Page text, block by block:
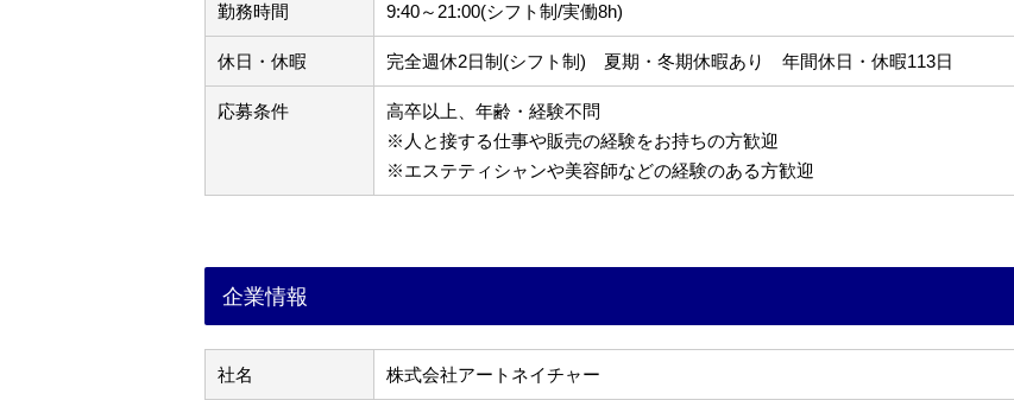
勤務時間 9:40～21:00(シフト制/実働8h)
休日・休暇 完全週休2日制(シフト制) 夏期・冬期休暇あり 年間休日・休暇113日
応募条件
高卒以上、年齢・経験不問
※人と接する仕事や販売の経験をお持ちの方歓迎
※エステティシャンや美容師などの経験のある方歓迎
企業情報
社名 株式会社アートネイチャー